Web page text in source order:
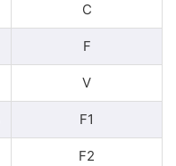
C
F
V
F1
F2